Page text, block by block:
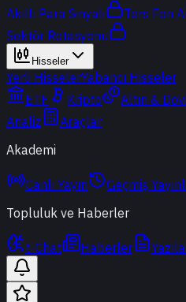
Akıllı Para Sinyali
Ters Fon
Sektör Rotasyonu
Hisseler
Yerli HisselerYabancı Hisseler
ETF
Kripto Altın &
Analiz
Araçlar
Akademi
Canlı Yayın Geçmiş
Topluluk ve Haberler
t-Chat Haberler